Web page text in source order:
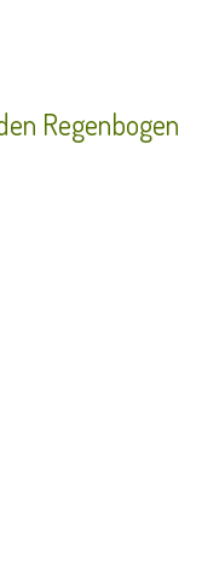
Regenbogen